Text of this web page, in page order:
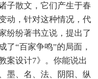
子散文，它们产生于春
动，针对这种情况，代
纷纷著书立说，提出了
了“百家争鸣”的局面，
案设计7》。你能说出
墨、名、法、阴阳、纵